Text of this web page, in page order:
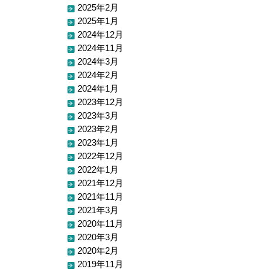
2025年2月
2025年1月
2024年12月
2024年11月
2024年3月
2024年2月
2024年1月
2023年12月
2023年3月
2023年2月
2023年1月
2022年12月
2022年1月
2021年12月
2021年11月
2021年3月
2020年11月
2020年3月
2020年2月
2019年11月